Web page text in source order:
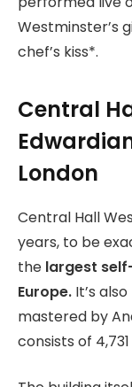
Westminster’s
chef’s kiss*.
Central
London
Central Hall
years, to be
the largest
Europe. It’s
mastered by
consists of